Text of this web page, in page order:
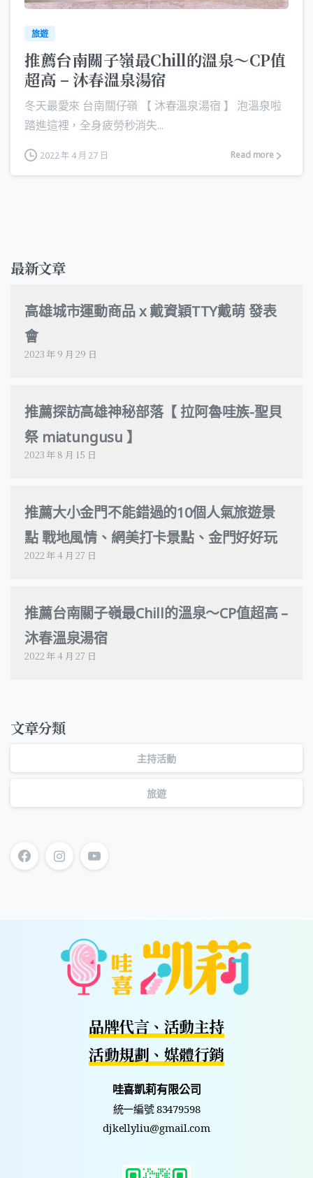
旅遊
推薦台南關子嶺最Chill的溫泉～CP值
超高 – 沐春溫泉湯宿
冬天最愛來 台南關仔嶺 【 沐春溫泉湯宿 】 泡溫泉啦
踏進這裡，全身疲勞秒消失...
2022 年 4 月 27 日 Read more
最新文章
高雄城市運動商品 x 戴資穎TTY戴萌 發表
會
2023 年 9 月 29 日
推薦探訪高雄神秘部落【 拉阿魯哇族-聖貝
祭 miatungusu 】
2023 年 8 月 15 日
推薦大小金門不能錯過的10個人氣旅遊景
點 戰地風情、網美打卡景點、金門好好玩
2022 年 4 月 27 日
推薦台南關子嶺最Chill的溫泉～CP值超高 –
沐春溫泉湯宿
2022 年 4 月 27 日
文章分類
主持活動
旅遊
品牌代言、活動主持
活動規劃、媒體行銷
哇喜凱莉有限公司
統一編號 83479598
djkellyliu@gmail.com